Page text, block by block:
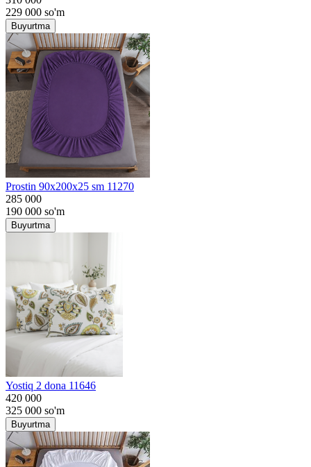
229 000 so'm
Buyurtma
Prostin 90x200x25 sm 11270
285 000
190 000 so'm
Buyurtma
Yostiq 2 dona 11646
420 000
325 000 so'm
Buyurtma